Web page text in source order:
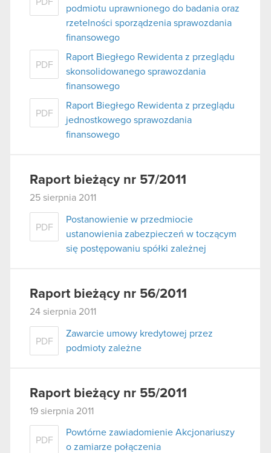
PDF
podmiotu uprawnionego do badania oraz
rzetelności sporządzenia sprawozdania
finansowego
PDF
Raport Biegłego Rewidenta z przeglądu
skonsolidowanego sprawozdania
finansowego
PDF
Raport Biegłego Rewidenta z przeglądu
jednostkowego sprawozdania
finansowego
Raport bieżący nr 57/2011
25 sierpnia 2011
PDF
Postanowienie w przedmiocie
ustanowienia zabezpieczeń w toczącym
się postępowaniu spółki zależnej
Raport bieżący nr 56/2011
24 sierpnia 2011
PDF
Zawarcie umowy kredytowej przez
podmioty zależne
Raport bieżący nr 55/2011
19 sierpnia 2011
PDF
Powtórne zawiadomienie Akcjonariuszy
o zamiarze połączenia